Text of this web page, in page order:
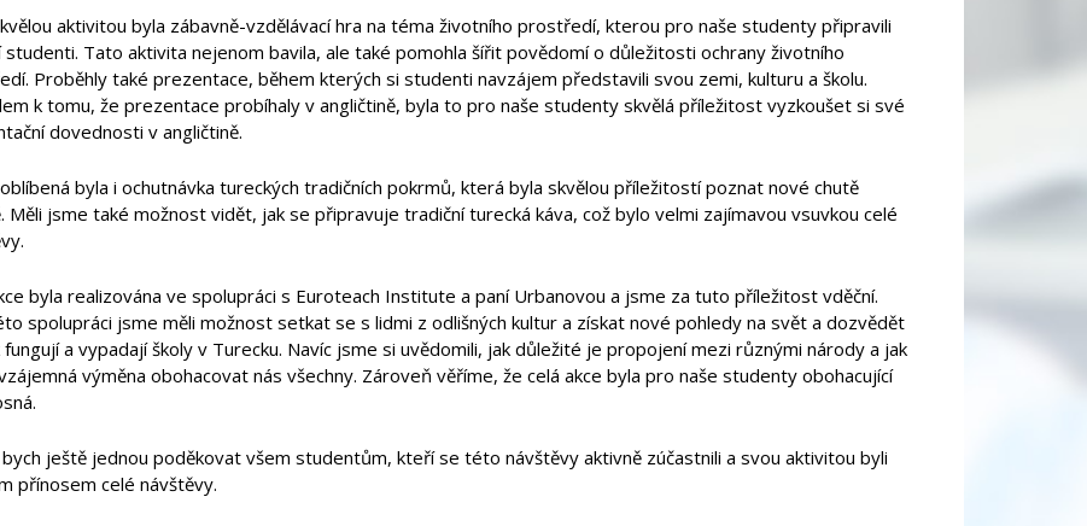
aktivitou byla zábavně-vzdělávací hra na téma životního prostředí, kterou pro naše studenty připravili
Tato aktivita nejenom bavila, ale také pomohla šířit povědomí o důležitosti ochrany životního
Proběhly také prezentace, během kterých si studenti navzájem představili svou zemi, kulturu a školu.
k tomu, že prezentace probíhaly v angličtině, byla to pro naše studenty skvělá příležitost vyzkoušet si své
dovednosti v angličtině.
byla i ochutnávka tureckých tradičních pokrmů, která byla skvělou příležitostí poznat nové chutě
Měli jsme také možnost vidět, jak se připravuje tradiční turecká káva, což bylo velmi zajímavou vsuvkou celé
byla realizována ve spolupráci s Euroteach Institute a paní Urbanovou a jsme za tuto příležitost vděční.
spolupráci jsme měli možnost setkat se s lidmi z odlišných kultur a získat nové pohledy na svět a dozvědět
fungují a vypadají školy v Turecku. Navíc jsme si uvědomili, jak důležité je propojení mezi různými národy a jak
výměna obohacovat nás všechny. Zároveň věříme, že celá akce byla pro naše studenty obohacující
bych ještě jednou poděkovat všem studentům, kteří se této návštěvy aktivně zúčastnili a svou aktivitou byli
přínosem celé návštěvy.